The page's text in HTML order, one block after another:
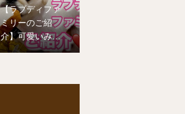
【ラブディファ
ミリーのご紹
介】可愛いみん
なのお姿を見て